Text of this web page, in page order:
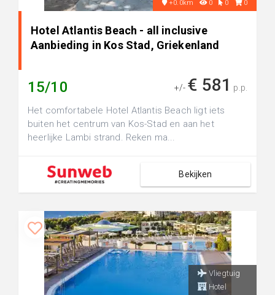
+0.0km 0 0 0
Hotel Atlantis Beach - all inclusive
Aanbieding in Kos Stad, Griekenland
15/10 +/- € 581 p.p.
Het comfortabele Hotel Atlantis Beach ligt iets
buiten het centrum van Kos-Stad en aan het
heerlijke Lambi strand. Reken ma...
Bekijken
Vliegtuig
Hotel